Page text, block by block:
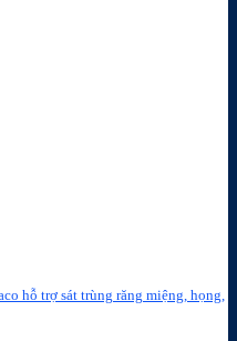
hỗ trợ sát trùng răng miệng, họng,